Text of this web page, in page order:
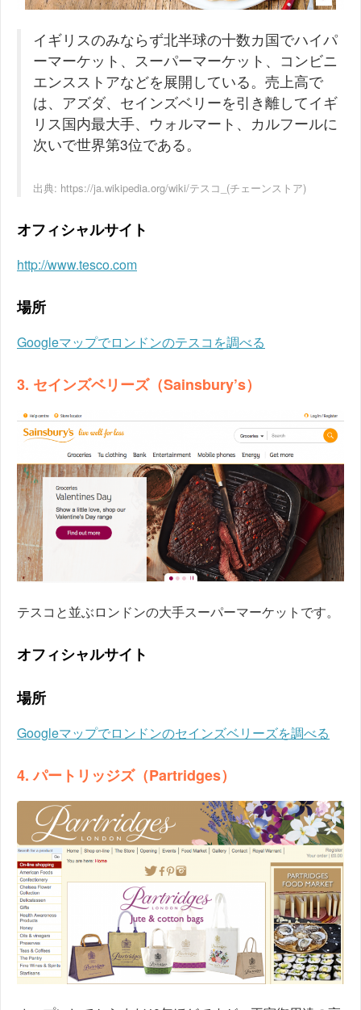
イギリスのみならず北半球の十数カ国でハイパ
ーマーケット、スーパーマーケット、コンビニ
エンスストアなどを展開している。売上高で
は、アズダ、セインズベリーを引き離してイギ
リス国内最大手、ウォルマート、カルフールに
次いで世界第3位である。
出典: https://ja.wikipedia.org/wiki/テスコ_(チェーンストア)
オフィシャルサイト
http://www.tesco.com
場所
Googleマップでロンドンのテスコを調べる
3. セインズベリーズ（Sainsbury’s）
テスコと並ぶロンドンの大手スーパーマーケットです。
オフィシャルサイト
場所
Googleマップでロンドンのセインズベリーズを調べる
4. パートリッジズ（Partridges）